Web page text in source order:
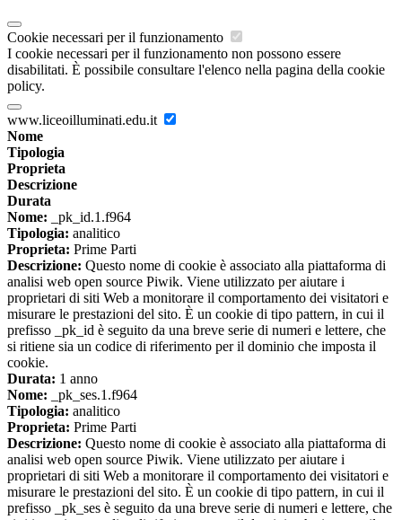
Cookie necessari per il funzionamento
I cookie necessari per il funzionamento non possono essere
disabilitati. È possibile consultare l'elenco nella pagina della cookie
policy.
www.liceoilluminati.edu.it
Nome
Tipologia
Proprieta
Descrizione
Durata
Nome: _pk_id.1.f964
Tipologia: analitico
Proprieta: Prime Parti
Descrizione: Questo nome di cookie è associato alla piattaforma di
analisi web open source Piwik. Viene utilizzato per aiutare i
proprietari di siti Web a monitorare il comportamento dei visitatori e
misurare le prestazioni del sito. È un cookie di tipo pattern, in cui il
prefisso _pk_id è seguito da una breve serie di numeri e lettere, che
si ritiene sia un codice di riferimento per il dominio che imposta il
cookie.
Durata: 1 anno
Nome: _pk_ses.1.f964
Tipologia: analitico
Proprieta: Prime Parti
Descrizione: Questo nome di cookie è associato alla piattaforma di
analisi web open source Piwik. Viene utilizzato per aiutare i
proprietari di siti Web a monitorare il comportamento dei visitatori e
misurare le prestazioni del sito. È un cookie di tipo pattern, in cui il
prefisso _pk_ses è seguito da una breve serie di numeri e lettere, che